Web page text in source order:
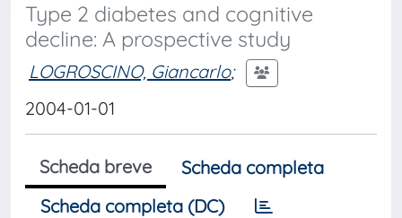
Type 2 diabetes and cognitive
decline: A prospective study
LOGROSCINO, Giancarlo;
2004-01-01
Scheda breve
Scheda completa
Scheda completa (DC)